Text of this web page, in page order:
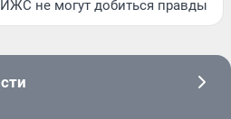
не могут добиться правды